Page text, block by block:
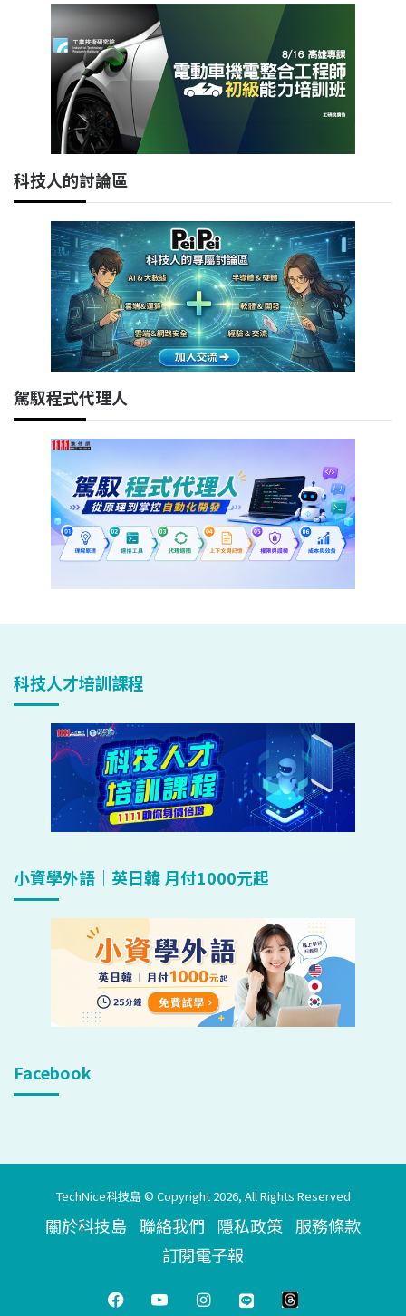
科技人的討論區
駕馭程式代理人
科技人才培訓課程
小資學外語｜英日韓 月付1000元起
Facebook
TechNice科技島 © Copyright 2026, All Rights Reserved
關於科技島 聯絡我們 隱私政策 服務條款
訂閱電子報